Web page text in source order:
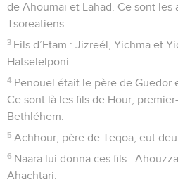
de Ahoumaï et Lahad. Ce sont les
Tsoreatiens.
3 Fils d’Etam : Jizreél, Yichma et
Hatselelponi.
4 Penouel était le père de Guedor
Ce sont là les fils de Hour,
Bethléhem.
5 Achhour, père de Teqoa, eut
6 Naara lui donna ces fils :
Ahachtari.